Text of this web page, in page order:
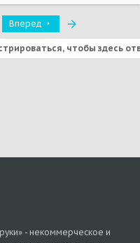
Вперед
чтобы здесь
почта
- некоммерческое и